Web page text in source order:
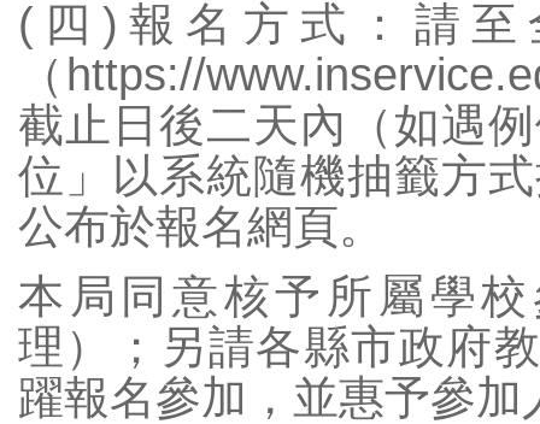
數位學習專區
(四)報名方式：請至
（https://
截止日後二天內（如遇
位」以系統隨機抽籤方
公布於報名網頁。
本局同意核予所屬學
理）；另請各縣市政府
躍報名參加，並惠予參加